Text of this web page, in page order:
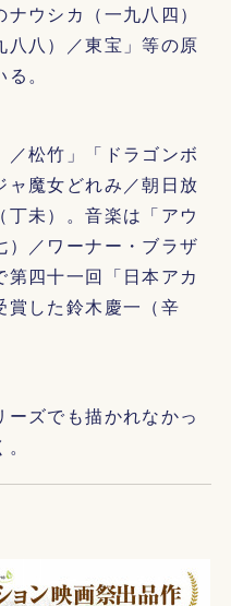
ウシカ（一九八四）
八八）／東宝」等の原
。
松竹」「ドラゴンボ
ャ魔女どれみ／朝日放
未）。音楽は「アウ
／ワーナー・ブラザ
四十一回「日本アカ
賞した鈴木慶一（辛
ズでも描かれなかっ